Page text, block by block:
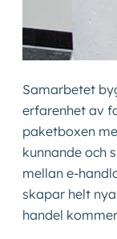
Samarbetet
erfarenhet av
paketboxen
kunnande och
mellan e-
skapar helt
handel